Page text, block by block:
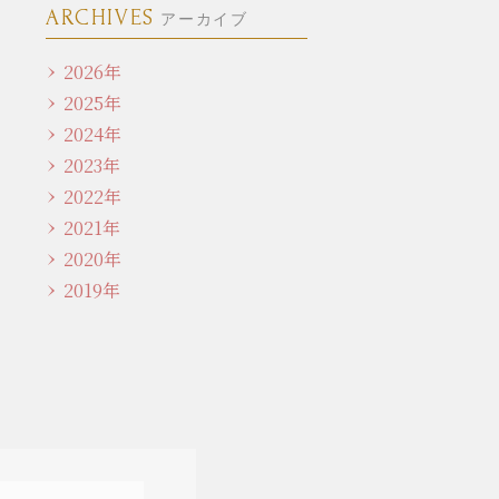
ARCHIVES アーカイブ
2026年
2025年
2024年
2023年
2022年
2021年
2020年
2019年